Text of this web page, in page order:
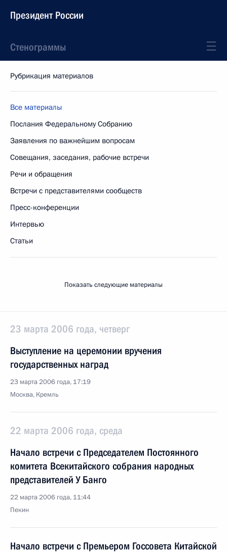
Президент России
Стенограммы
Рубрикация материалов
Все материалы
Послания Федеральному Собранию
Заявления по важнейшим вопросам
Совещания, заседания, рабочие встречи
Речи и обращения
Встречи с представителями сообществ
Пресс-конференции
Интервью
Статьи
Показать следующие материалы
23 марта 2006 года, четверг
Выступление на церемонии вручения
государственных наград
23 марта 2006 года, 17:19
Москва, Кремль
22 марта 2006 года, среда
Начало встречи с Председателем Постоянного
комитета Всекитайского собрания народных
представителей У Банго
22 марта 2006 года, 11:44
Пекин
Начало встречи с Премьером Госсовета Китайской